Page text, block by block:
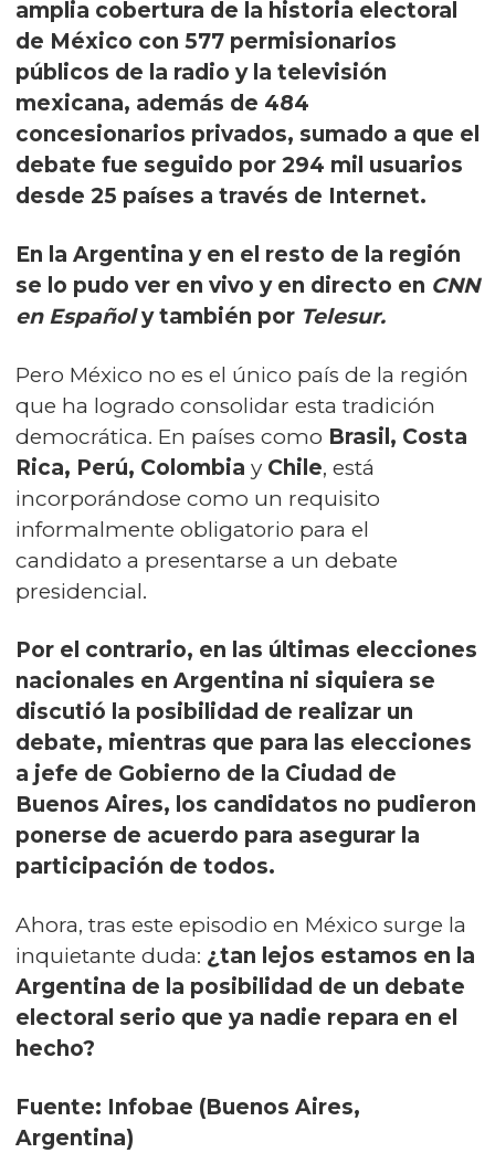
amplia cobertura de la historia electoral
de México con 577 permisionarios
públicos de la radio y la televisión
mexicana, además de 484
concesionarios privados, sumado a que el
debate fue seguido por 294 mil usuarios
desde 25 países a través de Internet.
En la Argentina y en el resto de la región
se lo pudo ver en vivo y en directo en CNN
en Españoly también por Telesur.
Pero México no es el único país de la región
que ha logrado consolidar esta tradición
democrática. En países como Brasil, Costa
Rica, Perú, Colombia y Chile, está
incorporándose como un requisito
informalmente obligatorio para el
candidato a presentarse a un debate
presidencial.
Por el contrario, en las últimas elecciones
nacionales en Argentina ni siquiera se
discutió la posibilidad de realizar un
debate, mientras que para las elecciones
a jefe de Gobierno de la Ciudad de
Buenos Aires, los candidatos no pudieron
ponerse de acuerdo para asegurar la
participación de todos.
Ahora, tras este episodio en México surge la
inquietante duda: ¿tan lejos estamos en la
Argentina de la posibilidad de un debate
electoral serio que ya nadie repara en el
hecho?
Fuente: Infobae (Buenos Aires,
Argentina)